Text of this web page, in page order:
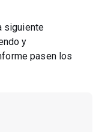
siguiente
y
pasen los